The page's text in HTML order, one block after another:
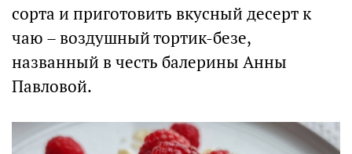
сорта и приготовить вкусный десерт к
чаю – воздушный тортик-безе,
названный в честь балерины Анны
Павловой.